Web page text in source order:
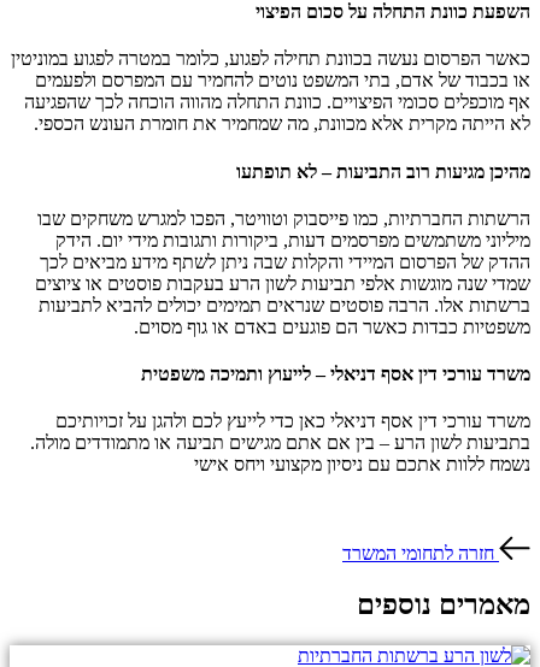
השפעת כוונת התחלה על סכום הפיצוי
כאשר הפרסום נעשה בכוונת תחילה לפגוע, כלומר במטרה לפגוע במוניטין
או בכבוד של אדם, בתי המשפט נוטים להחמיר עם המפרסם ולפעמים
אף מוכפלים סכומי הפיצויים. כוונת התחלה מהווה הוכחה לכך שהפגיעה
לא הייתה מקרית אלא מכוונת, מה שמחמיר את חומרת העונש הכספי.
מהיכן מגיעות רוב התביעות – לא תופתעו
הרשתות החברתיות, כמו פייסבוק וטוויטר, הפכו למגרש משחקים שבו
מיליוני משתמשים מפרסמים דעות, ביקורות ותגובות מידי יום. הידק
ההדק של הפרסום המיידי והקלות שבה ניתן לשתף מידע מביאים לכך
שמדי שנה מוגשות אלפי תביעות לשון הרע בעקבות פוסטים או ציוצים
ברשתות אלו. הרבה פוסטים שנראים תמימים יכולים להביא לתביעות
משפטיות כבדות כאשר הם פוגעים באדם או גוף מסוים.
משרד עורכי דין אסף דניאלי – לייעוץ ותמיכה משפטית
משרד עורכי דין אסף דניאלי כאן כדי לייעץ לכם ולהגן על זכויותיכם
בתביעות לשון הרע – בין אם אתם מגישים תביעה או מתמודדים מולה.
נשמח ללוות אתכם עם ניסיון מקצועי ויחס אישי
חזרה לתחומי המשרד
מאמרים נוספים